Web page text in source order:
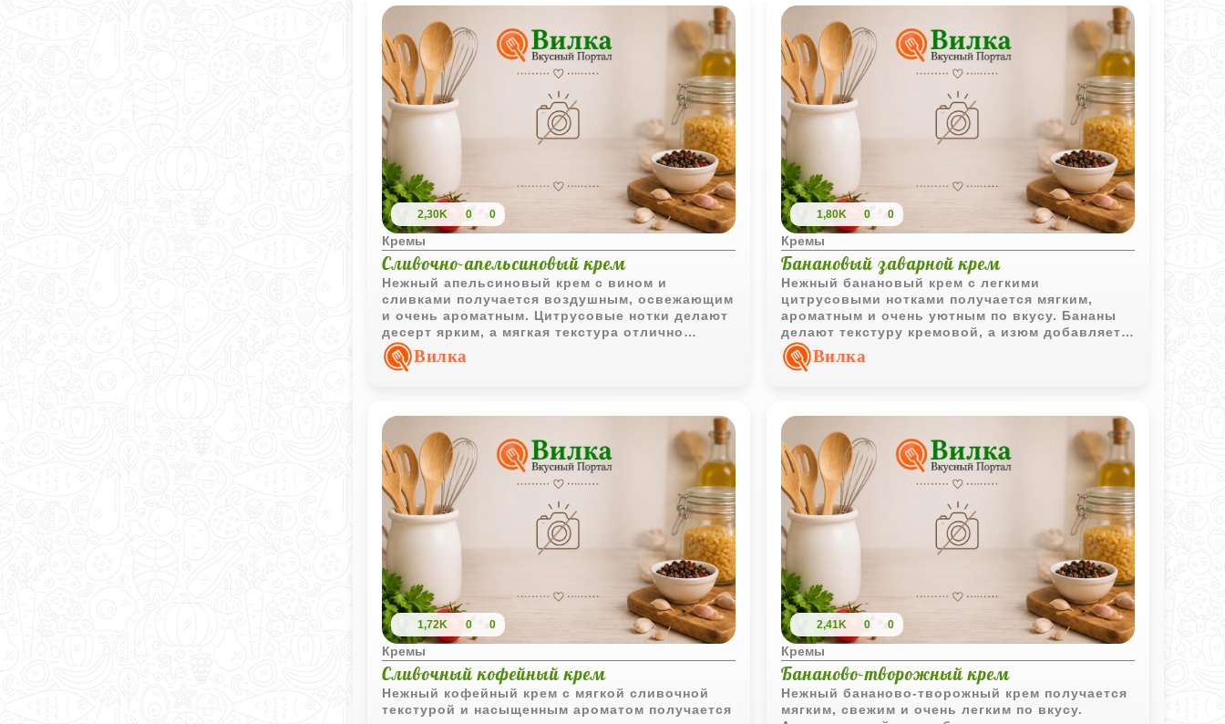
2,30K 0 0
Кремы
Сливочно-апельсиновый крем
Нежный апельсиновый крем с вином и
сливками получается воздушным, освежающим
и очень ароматным. Цитрусовые нотки делают
десерт ярким, а мягкая текстура отлично
сочетается со свежими фруктами.
Вилка
1,80K 0 0
Кремы
Банановый заварной крем
Нежный банановый крем с легкими
цитрусовыми нотками получается мягким,
ароматным и очень уютным по вкусу. Бананы
делают текстуру кремовой, а изюм добавляет
приятную сладость и насыщенность.
Вилка
1,72K 0 0
Кремы
Сливочный кофейный крем
Нежный кофейный крем с мягкой сливочной
текстурой и насыщенным ароматом получается
2,41K 0 0
Кремы
Бананово-творожный крем
Нежный бананово-творожный крем получается
мягким, свежим и очень легким по вкусу.